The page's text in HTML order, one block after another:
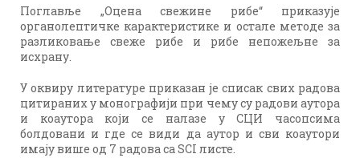
Поглавље „Оцена свежине рибе“ приказује
органолептичке карактеристике и остале методе за
разликовање свеже рибе и рибе непожељне за
исхрану.
У оквиру литературе приказан је списак свих радова
цитираних у монографији при чему су радови аутора
и коаутора који се налазе у СЦИ часопсима
болдовани и где се види да аутор и сви коаутори
имају више од 7 радова са SCI листе.